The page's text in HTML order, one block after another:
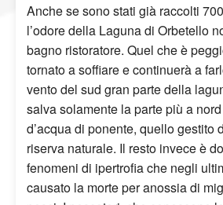
Anche se sono stati già raccolti
l’odore della Laguna di Orbetello
bagno ristoratore. Quel che è
tornato a soffiare e continuerà a
vento del sud gran parte della
salva solamente la parte più a
d’acqua di ponente, quello gestito
riserva naturale. Il resto invece è
fenomeni di ipertrofia che negli
causato la morte per anossia di